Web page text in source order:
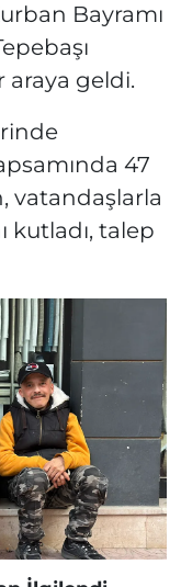
Bayramı
araya geldi.
47
vatandaşlarla
kutladı, talep